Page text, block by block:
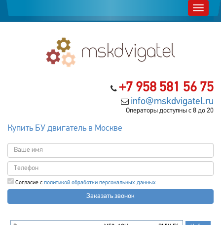
+7 958 581 56 75
info@mskdvigatel.ru
Операторы доступны с 8 до 20
Купить БУ двигатель в Москве
Согласие с политикой обработки персональных данных
Заказать звонок